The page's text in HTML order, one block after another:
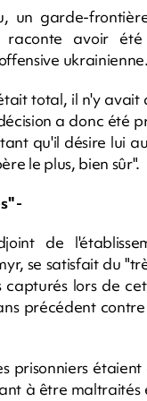
un garde-
raconte avoir
ukrainienne.
total, il n'y avait
a donc été
qu'il désire lui
le plus, bien sûr".
-
de
se satisfait du
capturés lors de
précédent
prisonniers
à être maltraités